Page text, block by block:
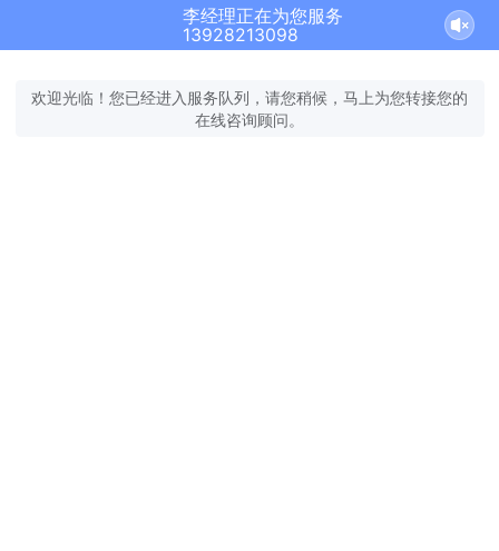
李经理正在为您服务
13928213098
欢迎光临！您已经进入服务队列，请您稍候，马上为您转接您的
在线咨询顾问。